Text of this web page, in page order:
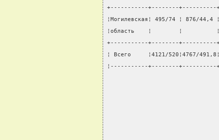
+-----------+--------+----------
¦Могилевская¦ 495/74 ¦
¦область    ¦        ¦
+-----------+--------+----------
¦ Всего     ¦4121/520¦4767/
¦-----------+--------